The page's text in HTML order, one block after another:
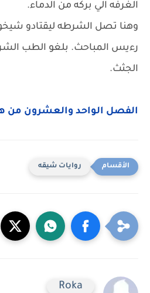
الغرفه الي بركه من الدماء.
وهنا تصل الشرطه ليقتادو
رءيس المباحث. بلغو الطب
الجثث.
الفصل الواحد والعشرون من
روايات شيقه
Roka